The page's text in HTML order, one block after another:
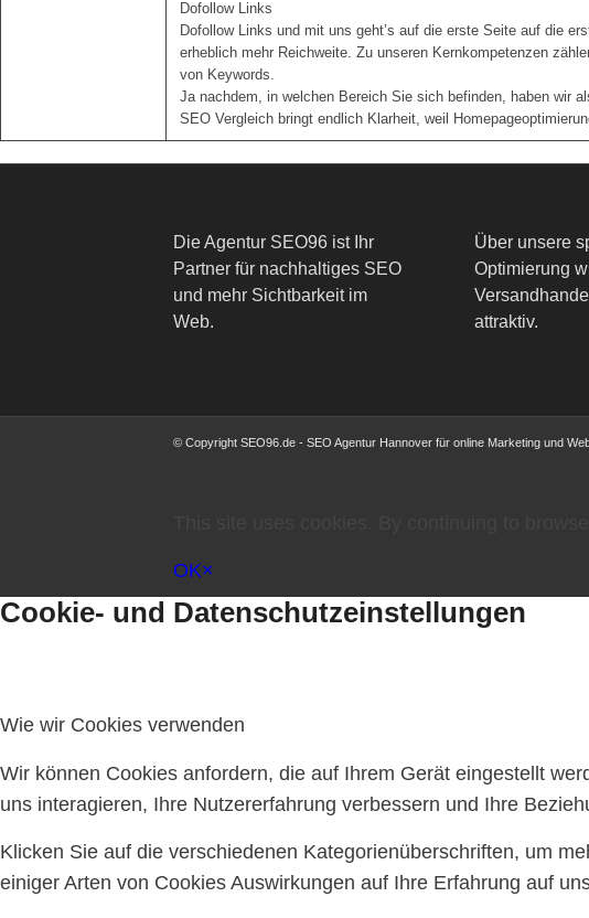
Dofollow Links
Dofollow Links und mit uns geht’s auf die erste Seite auf die
erheblich mehr Reichweite. Zu unseren Kernkompetenzen
von Keywords.
Ja nachdem, in welchen Bereich Sie sich befinden, haben wir
SEO Vergleich bringt endlich Klarheit, weil
Die Agentur SEO96 ist Ihr
Partner für nachhaltiges SEO
und mehr Sichtbarkeit im
Web.
Über unsere
Optimierung
attraktiv.
© Copyright SEO96.de - SEO Agentur Hannover für online Marketing und
OK×
Cookie- und Datenschutzeinstellungen
Wie wir Cookies verwenden
Wir können Cookies anfordern, die auf Ihrem Gerät eingestellt
uns interagieren, Ihre Nutzererfahrung verbessern und Ihre
Klicken Sie auf die verschiedenen Kategorienüberschriften, um
einiger Arten von Cookies Auswirkungen auf Ihre Erfahrung auf